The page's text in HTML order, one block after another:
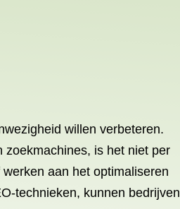
willen verbeteren.
zoekmachines, is het niet per
aan het optimaliseren
technieken, kunnen bedrijven